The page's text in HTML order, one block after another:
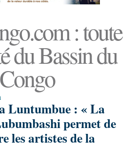
: toute
du Bassin du
Congo
Luntumbue : « La
permet de
les artistes de la